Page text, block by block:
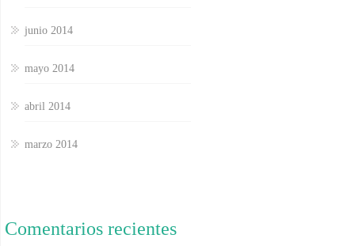
junio 2014
mayo 2014
abril 2014
marzo 2014
Comentarios recientes